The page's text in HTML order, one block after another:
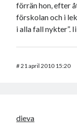
förrän hon, efter
förskolan och i
i alla fall nykter”.
#21 april 2010 15:20
dieva